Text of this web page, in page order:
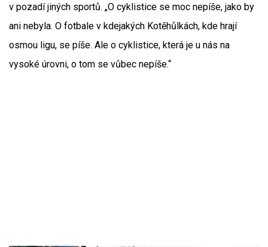
v pozadí jiných sportů. „O cyklistice se moc nepíše, jako by
ani nebyla. O fotbale v kdejakých Kotěhůlkách, kde hrají
osmou ligu, se píše. Ale o cyklistice, která je u nás na
vysoké úrovni, o tom se vůbec nepíše.“